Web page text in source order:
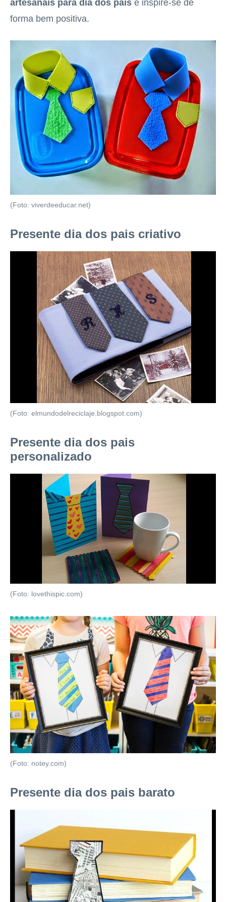
artesanais para dia dos pais e inspire-se de
forma bem positiva.
(Foto: viverdeeducar.net)
Presente dia dos pais criativo
(Foto: elmundodelreciclaje.blogspot.com)
Presente dia dos pais
personalizado
(Foto: lovethispic.com)
(Foto: notey.com)
Presente dia dos pais barato